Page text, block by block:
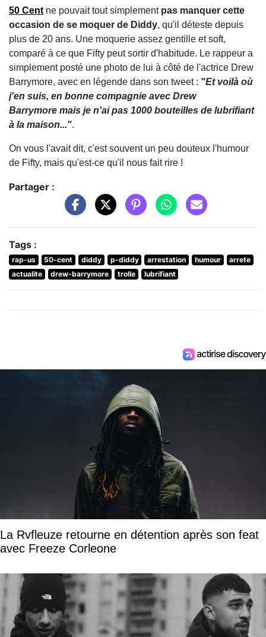
50 Cent ne pouvait tout simplement pas manquer cette
occasion de se moquer de Diddy, qu'il déteste depuis
plus de 20 ans. Une moquerie assez gentille et soft,
comparé à ce que Fifty peut sortir d'habitude. Le rappeur a
simplement posté une photo de lui à côté de l'actrice Drew
Barrymore, avec en légende dans son tweet : "Et voilà où
j'en suis, en bonne compagnie avec Drew
Barrymore mais je n'ai pas 1000 bouteilles de lubrifiant
à la maison...".
On vous l'avait dit, c'est souvent un peu douteux l'humour
de Fifty, mais qu'est-ce qu'il nous fait rire !
Partager :
Tags :
rap-us 50-cent diddy p-diddy arrestation humour
arrete
actualite
drew-barrymore trolle lubrifiant
La Rvfleuze retourne en détention après son feat
avec Freeze Corleone